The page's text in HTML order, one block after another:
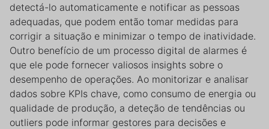
detectá-lo automaticamente e notificar as pessoas
adequadas, que podem então tomar medidas para
corrigir a situação e minimizar o tempo de inatividade.
Outro benefício de um processo digital de alarmes é
que ele pode fornecer valiosos insights sobre o
desempenho de operações. Ao monitorizar e analisar
dados sobre KPIs chave, como consumo de energia ou
qualidade de produção, a deteção de tendências ou
outliers pode informar gestores para decisões e